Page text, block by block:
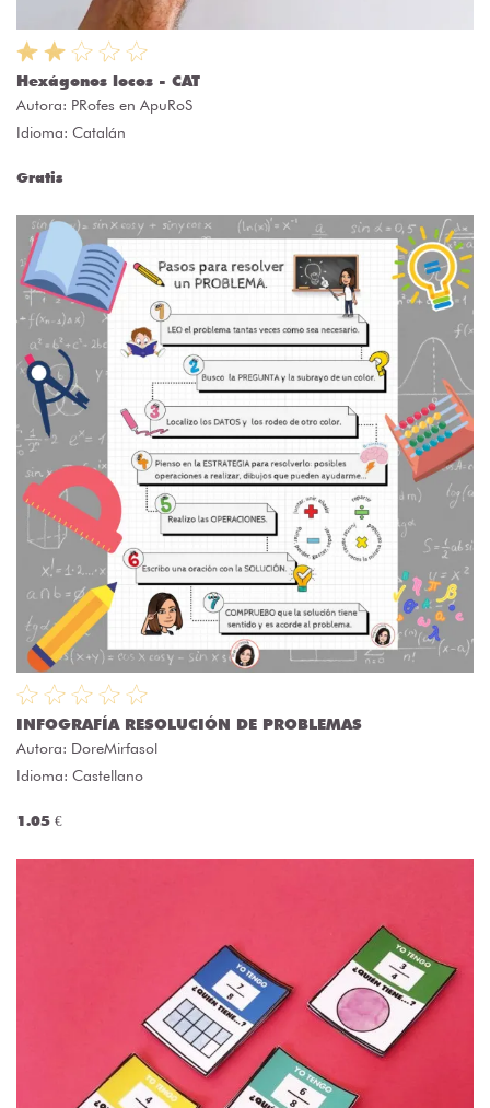
Hexágonos locos - CAT
Autora: PRofes en ApuRoS
Idioma: Catalán
Gratis
INFOGRAFÍA RESOLUCIÓN DE PROBLEMAS
Autora: DoreMirfasol
Idioma: Castellano
1.05 €